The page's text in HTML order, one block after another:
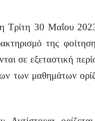
Τρίτη 30 Μαΐου
της
σε εξεταστική
των μαθημάτων